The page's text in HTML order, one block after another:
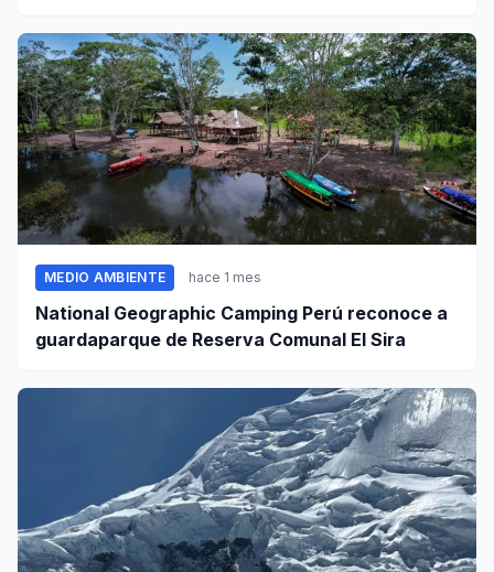
MEDIO AMBIENTE hace 1 mes
National Geographic Camping Perú reconoce a
guardaparque de Reserva Comunal El Sira